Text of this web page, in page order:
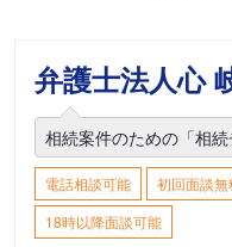
弁護士法人心
相続案件のための「相
電話相談可能 初回面談無
18時以降面談可能